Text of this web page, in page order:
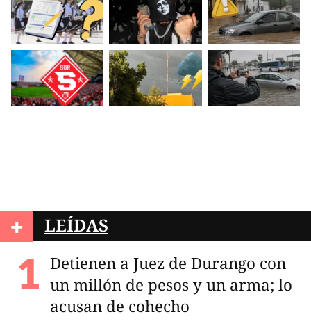
+ LEÍDAS
Detienen a Juez de Durango con
un millón de pesos y un arma; lo
acusan de cohecho